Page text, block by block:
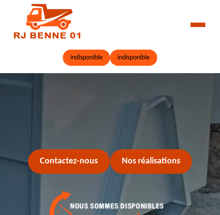
indisponible indisponible
Contactez-nous Nos réalisations